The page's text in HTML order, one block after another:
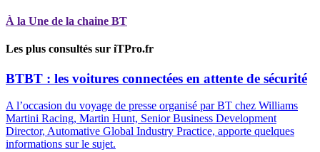
À la Une de la chaine BT
Les plus consultés sur iTPro.fr
BTBT : les voitures connectées en attente de sécurité
A l’occasion du voyage de presse organisé par BT chez Williams
Martini Racing, Martin Hunt, Senior Business Development
Director, Automative Global Industry Practice, apporte quelques
informations sur le sujet.